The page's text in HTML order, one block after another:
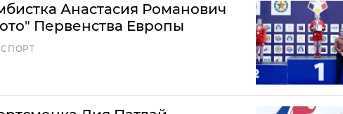
Анастасия Романович
Первенства Европы
СПОРТ